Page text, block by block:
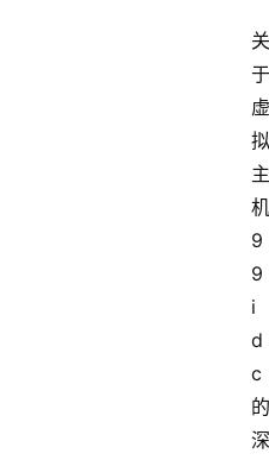
关
于
虚
拟
主
机
9
9
i
d
c
的
深